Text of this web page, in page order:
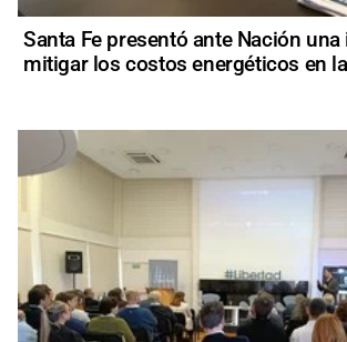
Santa Fe presentó ante Nación
mitigar los costos energéticos en